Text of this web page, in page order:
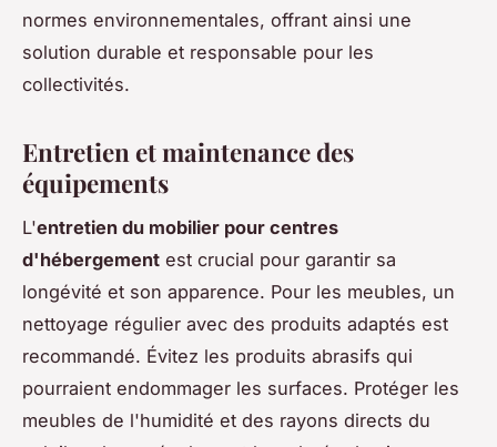
normes environnementales, offrant ainsi une
solution durable et responsable pour les
collectivités.
Entretien et maintenance des
équipements
L'entretien du mobilier pour centres
d'hébergement est crucial pour garantir sa
longévité et son apparence. Pour les meubles, un
nettoyage régulier avec des produits adaptés est
recommandé. Évitez les produits abrasifs qui
pourraient endommager les surfaces. Protéger les
meubles de l'humidité et des rayons directs du